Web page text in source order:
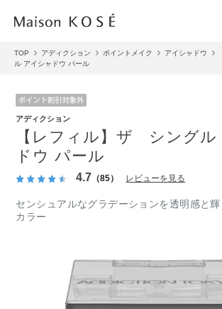
TOP アディクション ポイントメイク アイシャドウ
ル アイシャドウ パール
アディクション
【レフィル】ザ シングル
ドウ パール
4.7 （85） レビューを見る
センシュアルなグラデーションを透明感と
カラー